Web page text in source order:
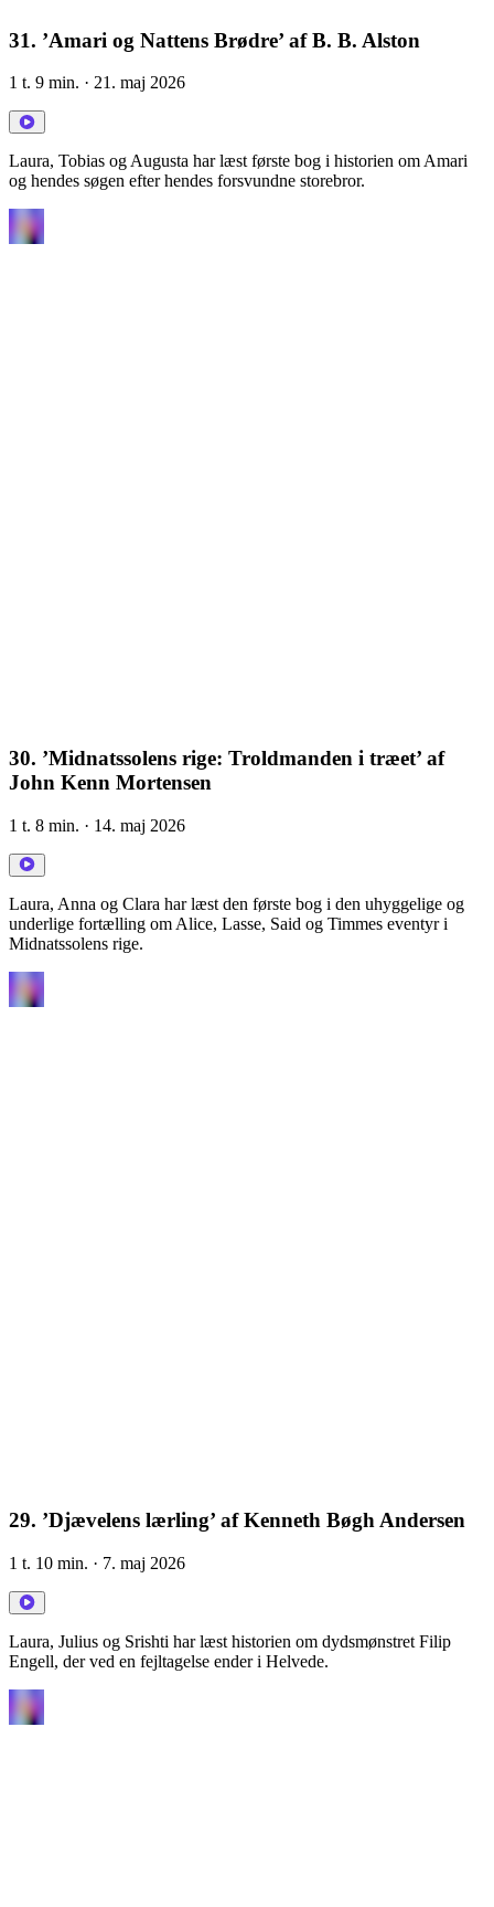
31. ’Amari og Nattens Brødre’ af B. B. Alston
1 t. 9 min. · 21. maj 2026
Laura, Tobias og Augusta har læst første bog i historien om Amari
og hendes søgen efter hendes forsvundne storebror.
30. ’Midnatssolens rige: Troldmanden i træet’ af
John Kenn Mortensen
1 t. 8 min. · 14. maj 2026
Laura, Anna og Clara har læst den første bog i den uhyggelige og
underlige fortælling om Alice, Lasse, Said og Timmes eventyr i
Midnatssolens rige.
29. ’Djævelens lærling’ af Kenneth Bøgh Andersen
1 t. 10 min. · 7. maj 2026
Laura, Julius og Srishti har læst historien om dydsmønstret Filip
Engell, der ved en fejltagelse ender i Helvede.